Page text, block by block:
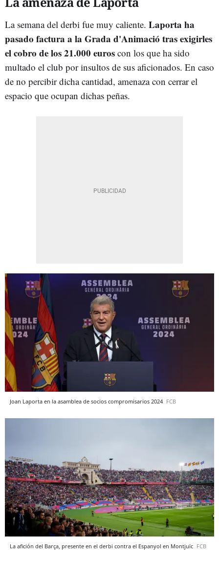
La semana del derbi fue muy caliente. Laporta ha
pasado factura a la Grada d'Animació tras exigirles
el cobro de los 21.000 euros con los que ha sido
multado el club por insultos de sus aficionados. En caso
de no percibir dicha cantidad, amenaza con cerrar el
espacio que ocupan dichas peñas.
Joan Laporta en la asamblea de socios compromisarios 2024 FCB
La afición del Barça, presente en el derbi contra el Espanyol en Montjuïc FCB